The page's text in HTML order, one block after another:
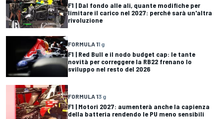
F1 | Dal fondo alle ali, quante modifiche per
limitare il carico nel 2027: perché sarà un'altra
rivoluzione
FORMULA 11 g
F1 | Red Bull e il nodo budget cap: le tante
novità per correggere la RB22 frenano lo
sviluppo nel resto del 2026
FORMULA 13 g
F1 | Motori 2027: aumenterà anche la capienza
della batteria rendendo le PU meno sensibili